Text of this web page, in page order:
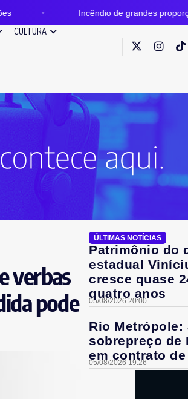
Incêndio de grandes proporções atinge o
CULTURA
verbas
pode
ÚLTIMAS NOTÍCIAS
Patrimônio do
estadual
cresce quase
quatro anos
05/08/2026 20:00
Rio
sobrepreço de
em contrato
05/08/2026 19:26